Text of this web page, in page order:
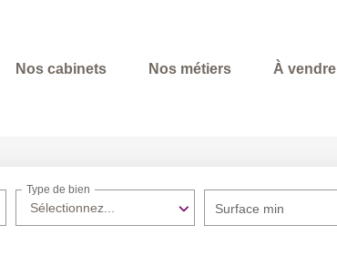
Nos cabinets Nos métiers À vendre
Sélectionnez...
Type de bien
Surface min